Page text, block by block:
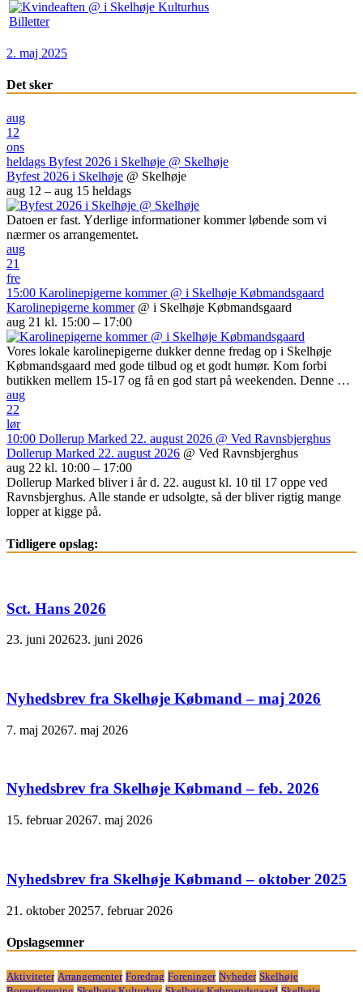
Billetter
2. maj 2025
Det sker
aug
12
ons
heldags Byfest 2026 i Skelhøje @ Skelhøje
Byfest 2026 i Skelhøje @ Skelhøje
aug 12 – aug 15 heldags
Datoen er fast. Yderlige informationer kommer løbende som vi
nærmer os arrangementet.
aug
21
fre
15:00 Karolinepigerne kommer @ i Skelhøje Købmandsgaard
Karolinepigerne kommer @ i Skelhøje Købmandsgaard
aug 21 kl. 15:00 – 17:00
Vores lokale karolinepigerne dukker denne fredag op i Skelhøje
Købmandsgaard med gode tilbud og et godt humør. Kom forbi
butikken mellem 15-17 og få en god start på weekenden. Denne …
aug
22
lør
10:00 Dollerup Marked 22. august 2026 @ Ved Ravnsbjerghus
Dollerup Marked 22. august 2026 @ Ved Ravnsbjerghus
aug 22 kl. 10:00 – 17:00
Dollerup Marked bliver i år d. 22. august kl. 10 til 17 oppe ved
Ravnsbjerghus. Alle stande er udsolgte, så der bliver rigtig mange
lopper at kigge på.
Tidligere opslag:
Sct. Hans 2026
23. juni 202623. juni 2026
Nyhedsbrev fra Skelhøje Købmand – maj 2026
7. maj 20267. maj 2026
Nyhedsbrev fra Skelhøje Købmand – feb. 2026
15. februar 20267. maj 2026
Nyhedsbrev fra Skelhøje Købmand – oktober 2025
21. oktober 20257. februar 2026
Opslagsemner
Aktiviteter Arrangementer Foredrag Foreninger Nyheder Skelhøje